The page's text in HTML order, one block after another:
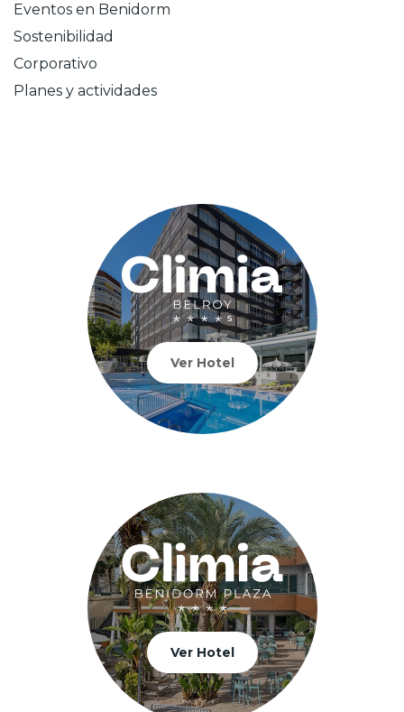
Eventos en Benidorm
Sostenibilidad
Corporativo
Planes y actividades
Ver Hotel
Ver Hotel